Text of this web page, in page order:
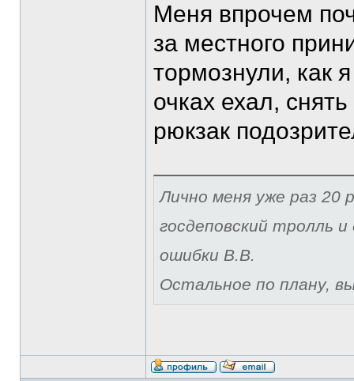
Меня впрочем
за местного
тормознули, как
очках ехал,
рюкзак
Лично меня уже раз 20
госдеповский тролль
ошибки В.В.
Остальное по плану,